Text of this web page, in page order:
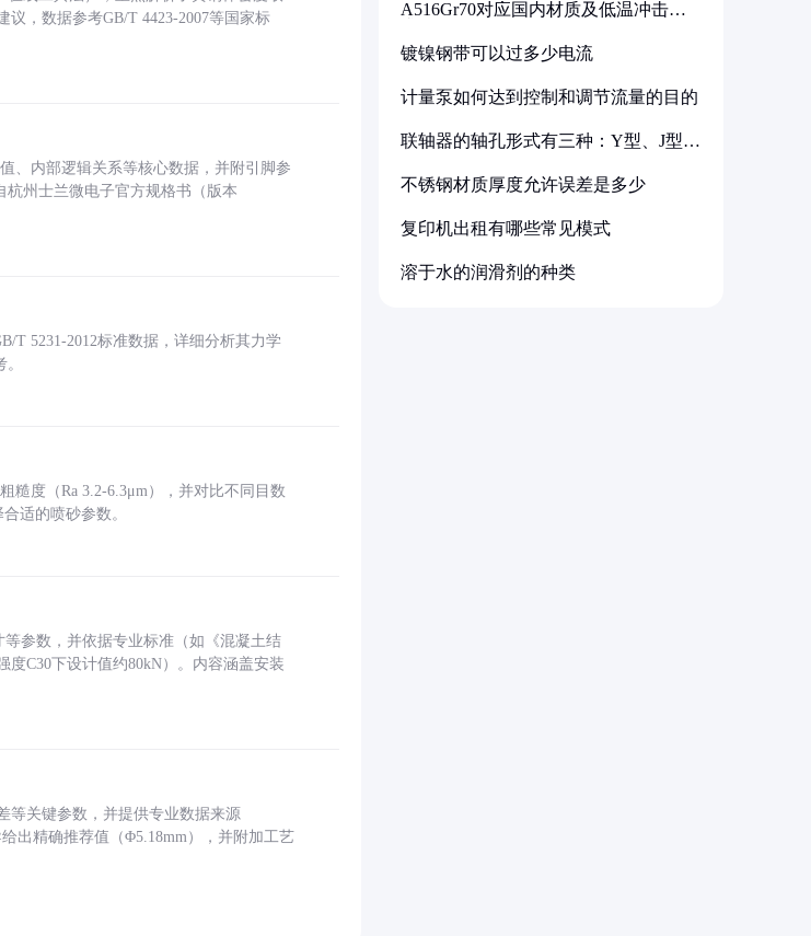
议，数据参考GB/T 4423-2007等国家标
、内部逻辑关系等核心数据，并附引脚参
州士兰微电子官方规格书（版本
T 5231-2012标准数据，详细分析其力学
糙度（Ra 3.2-6.3μm），并对比不同目数
适的喷砂参数。
参数，并依据专业标准（如《混凝土结
度C30下设计值约80kN）。内容涵盖安装
等关键参数，并提供专业数据来源
出精确推荐值（Φ5.18mm），并附加工艺
A516Gr70对应国内材质及低温冲击要
镀镍钢带可以过多少电流
计量泵如何达到控制和调节流量的目的
联轴器的轴孔形式有三种：Y型、J型、
不锈钢材质厚度允许误差是多少
复印机出租有哪些常见模式
溶于水的润滑剂的种类